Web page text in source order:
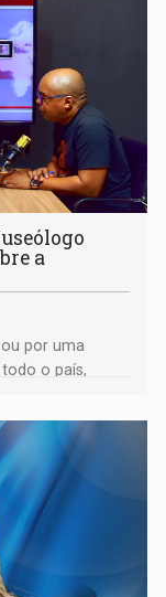
a
por uma
o país,